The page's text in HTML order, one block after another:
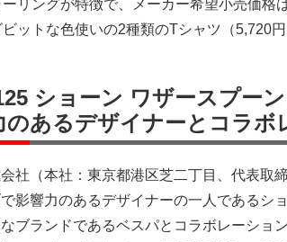
リングが特徴で、メーカー希望小売価格
ットな色使いの2種類のTシャツ（5,720円
ショーン ワザースプー
のあるデザイナーとコラボ
社（本社：東京都港区芝二丁目、代表取
影響力のあるデザイナーの一人であるシ
ブランドであるベスパとコラボレーショ